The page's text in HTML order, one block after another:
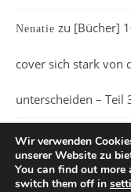
Nenatie zu [Bücher]
cover sich stark von
unterscheiden – Teil
Wir verwenden
unserer Website zu
You can find out
switch them off in